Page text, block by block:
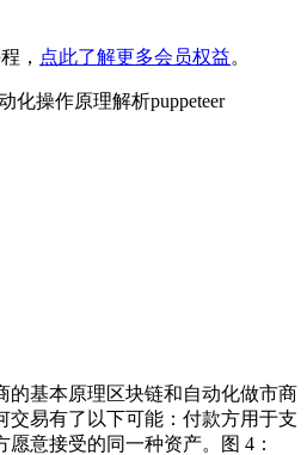
， 点此了解更多会员权益。
的基本原理区块链和自动化做市商
交易有了以下可能：付款方用于支
意接受的同一种资产。图 4：